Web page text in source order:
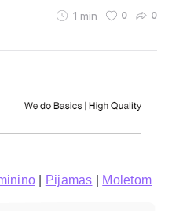
1 min 0 0
Pijamas Moletom